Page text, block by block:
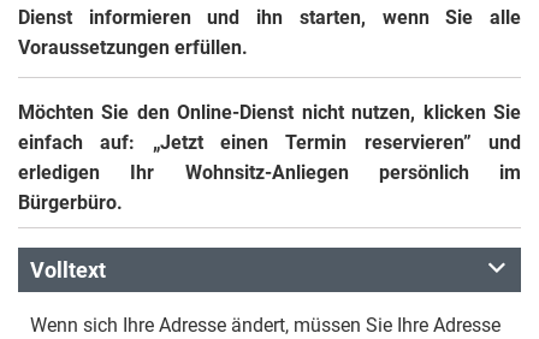
Dienst informieren und ihn starten, wenn Sie alle
Voraussetzungen erfüllen.
Möchten Sie den Online-Dienst nicht nutzen, klicken Sie
einfach auf: „Jetzt einen Termin reservieren” und
erledigen Ihr Wohnsitz-Anliegen persönlich im
Bürgerbüro.
Volltext
Wenn sich Ihre Adresse ändert, müssen Sie Ihre Adresse